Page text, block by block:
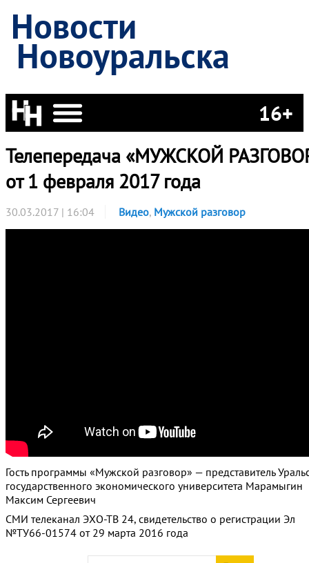
Новости
Новоуральска
16+
Телепередача «МУЖСКОЙ
от 1 февраля 2017 года
30.03.2017 | 16:04 Видео, Мужской разговор
Гость программы «Мужской разговор» — представитель
государственного экономического университета Марамыгин
Максим Сергеевич
СМИ телеканал ЭХО-ТВ 24, свидетельство о регистрации Эл
№ТУ66-01574 от 29 марта 2016 года